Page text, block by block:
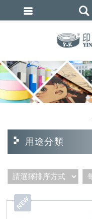
用途分類